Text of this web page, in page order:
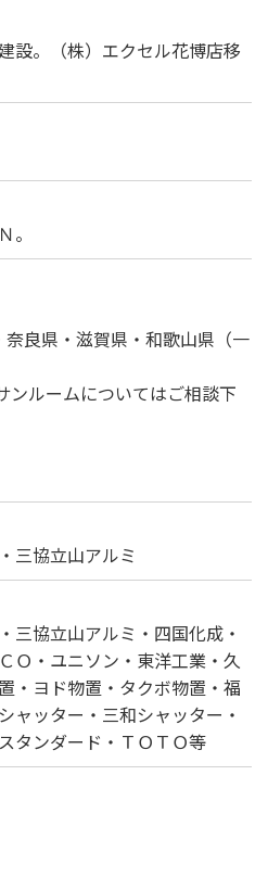
設。（株）エクセル花博店移
。
良県・滋賀県・和歌山県（一
ルームについてはご相談下
三協立山アルミ
三協立山アルミ・四国化成・
Ｏ・ユニソン・東洋工業・久
・ヨド物置・タクボ物置・福
ャッター・三和シャッター・
タンダード・ＴＯＴＯ等